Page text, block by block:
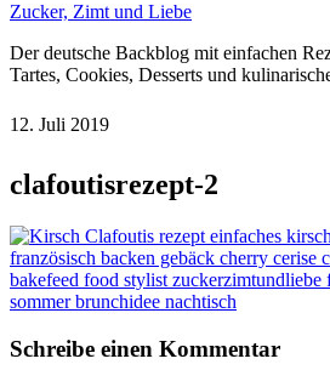
Zucker, Zimt und Liebe
Der deutsche Backblog mit einfachen
Tartes, Cookies, Desserts und
12. Juli 2019
clafoutisrezept-2
Schreibe einen Kommentar